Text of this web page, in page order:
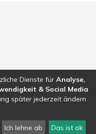
Dienste für Analyse,
& Social Media
später jederzeit ändern
Ich lehne ab Das ist ok